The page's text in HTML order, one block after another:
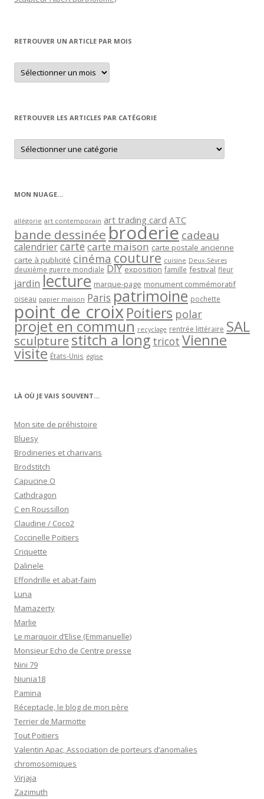
RETROUVER UN ARTICLE PAR MOIS
Retrouver
un
article
RETROUVER LES ARTICLES PAR CATÉGORIE
Retrouver
les
articles
MON NUAGE…
allégorie art contemporain art trading card ATC
bande dessinée broderie cadeau
calendriercartecarte maison carte postale ancienne
carte à publicité cinéma couture cuisine Deux-Sèvres
deuxième guerre mondiale DIY exposition famille festival fleur
jardin lecture marque-page monument commémoratif
oiseau papier maison Paris patrimoine pochette
point de croixPoitiers polar
projet en commun recyclage rentrée littéraire SAL
sculpturestitch a long tricot Vienne
visite États-Unis église
LÀ OÙ JE VAIS SOUVENT…
Mon site de préhistoire
Bluesy
Brodineries et charivaris
Brodstitch
Capucine O
Cathdragon
C en Roussillon
Claudine / Coco2
Coccinelle Poitiers
Criquette
Dalinele
Effondrille et abat-faim
Luna
Mamazerty
Marlie
Le marquoir d’Elise (Emmanuelle)
Monsieur Echo de Centre presse
Nini 79
Niunia18
Pamina
Réceptacle, le blog de mon père
Terrier de Marmotte
Tout Poitiers
Valentin Apac, Association de porteurs d’anomalies
chromosomiques
Virjaja
Zazimuth